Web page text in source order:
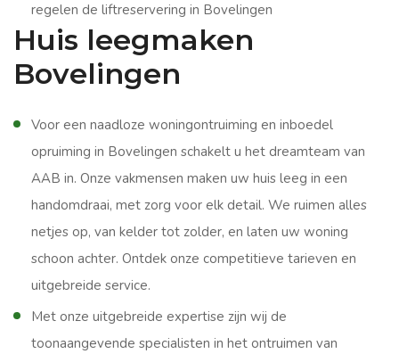
regelen de liftreservering in Bovelingen
Huis leegmaken
Bovelingen
Voor een naadloze woningontruiming en inboedel
opruiming in Bovelingen schakelt u het dreamteam van
AAB in. Onze vakmensen maken uw huis leeg in een
handomdraai, met zorg voor elk detail. We ruimen alles
netjes op, van kelder tot zolder, en laten uw woning
schoon achter. Ontdek onze competitieve tarieven en
uitgebreide service.
Met onze uitgebreide expertise zijn wij de
toonaangevende specialisten in het ontruimen van